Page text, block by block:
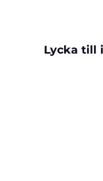
Lycka till